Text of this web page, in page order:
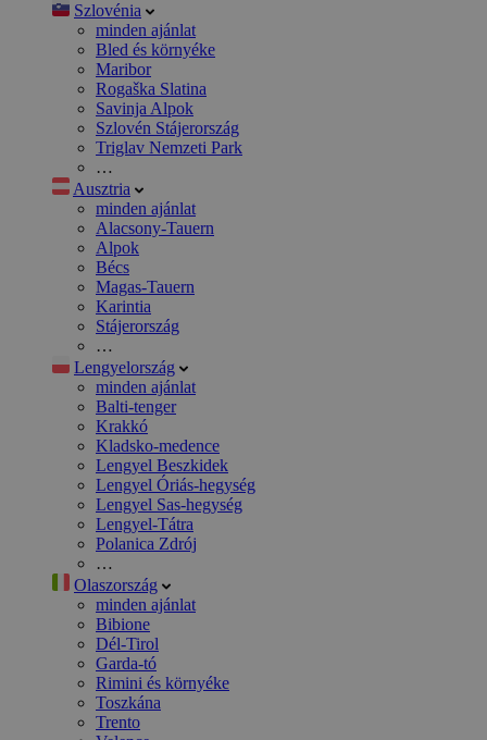
Szlovénia
minden ajánlat
Bled és környéke
Maribor
Rogaška Slatina
Savinja Alpok
Szlovén Stájerország
Triglav Nemzeti Park
…
Ausztria
minden ajánlat
Alacsony-Tauern
Alpok
Bécs
Magas-Tauern
Karintia
Stájerország
…
Lengyelország
minden ajánlat
Balti-tenger
Krakkó
Kladsko-medence
Lengyel Beszkidek
Lengyel Óriás-hegység
Lengyel Sas-hegység
Lengyel-Tátra
Polanica Zdrój
…
Olaszország
minden ajánlat
Bibione
Dél-Tirol
Garda-tó
Rimini és környéke
Toszkána
Trento